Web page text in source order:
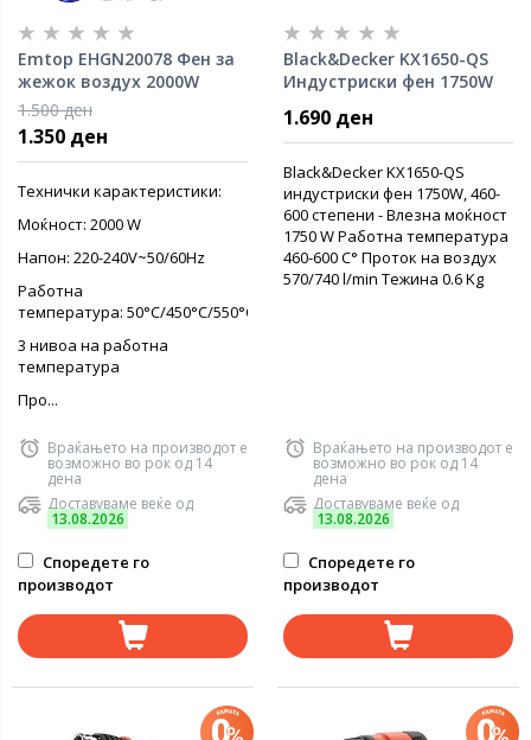
Emtop EHGN20078 Фен за
жежок воздух 2000W
1.500 ден
1.350 ден
Технички карактеристики:
Моќност: 2000 W
Напон: 220-240V~50/60Hz
Работна
температура: 50°C/450°C/550°C
3 нивоа на работна
температура
Про...
Враќањето на производот е
возможно во рок од 14
дена
Доставуваме веќе од
13.08.2026
Споредете го
производот
Black&Decker KX1650-QS
Индустриски фен 1750W
1.690 ден
Black&Decker KX1650-QS
индустриски фен 1750W, 460-
600 степени - Влезна моќност
1750 W Работна температура
460-600 C° Проток на воздух
570/740 l/min Тежина 0.6 Kg
Враќањето на производот е
возможно во рок од 14
дена
Доставуваме веќе од
13.08.2026
Споредете го
производот